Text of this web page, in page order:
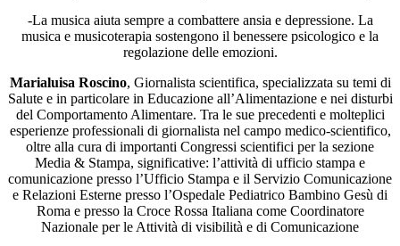
-La musica aiuta sempre a combattere ansia e depressione. La
musica e musicoterapia sostengono il benessere psicologico e la
regolazione delle emozioni.
Marialuisa Roscino, Giornalista scientifica, specializzata su temi di
Salute e in particolare in Educazione all’Alimentazione e nei disturbi
del Comportamento Alimentare. Tra le sue precedenti e molteplici
esperienze professionali di giornalista nel campo medico-scientifico,
oltre alla cura di importanti Congressi scientifici per la sezione
Media & Stampa, significative: l’attività di ufficio stampa e
comunicazione presso l’Ufficio Stampa e il Servizio Comunicazione
e Relazioni Esterne presso l’Ospedale Pediatrico Bambino Gesù di
Roma e presso la Croce Rossa Italiana come Coordinatore
Nazionale per le Attività di visibilità e di Comunicazione